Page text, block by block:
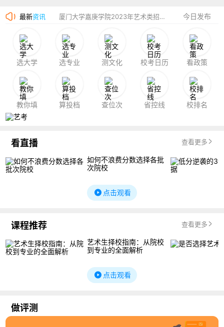
最新资讯 厦门大学嘉庚学院2023年艺术类招生简章 今日发布
选大学 选专业 测文化 校考日历 看政策
教你填 算投档 查位次 省控线 校排名
看直播 查看更多
如何不浪费分数选择各批
次院校
点击观看
课程推荐 查看更多
艺术生择校指南：从院校
到专业的全面解析
点击观看
做评测